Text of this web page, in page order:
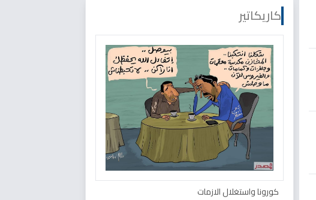
كاريكاتير
كورونا واستغلال الازمات